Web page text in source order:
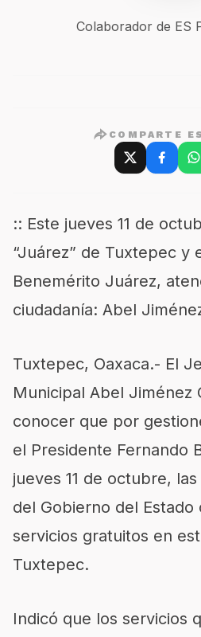
Colaborador de ES
COMPARTE
:: Este jueves 11 de
“Juárez” de Tuxtepec y
Benemérito Juárez,
ciudadanía: Abel
Tuxtepec, Oaxaca.- El
Municipal Abel Jiménez
conocer que por
el Presidente Fernando
jueves 11 de octubre,
del Gobierno del Estado
servicios gratuitos en
Tuxtepec.
Indicó que los servicios